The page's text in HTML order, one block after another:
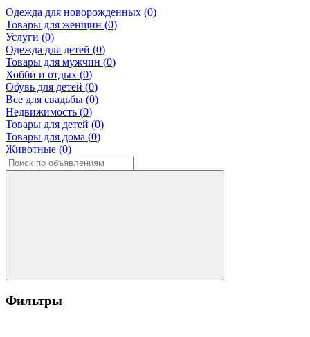
Одежда для новорожденных (0)
Товары для женщин (0)
Услуги (0)
Одежда для детей (0)
Товары для мужчин (0)
Хобби и отдых (0)
Обувь для детей (0)
Все для свадьбы (0)
Недвижимость (0)
Товары для детей (0)
Товары для дома (0)
Животные (0)
Фильтры